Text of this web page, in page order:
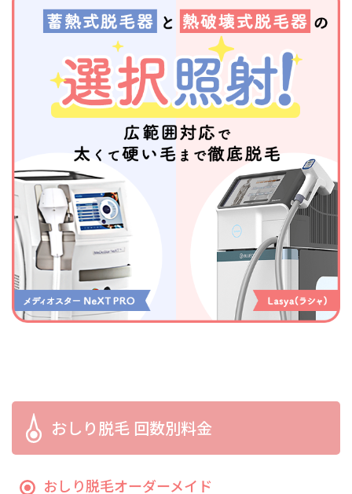
おしり脱毛 回数別料金
おしり脱毛オーダーメイド